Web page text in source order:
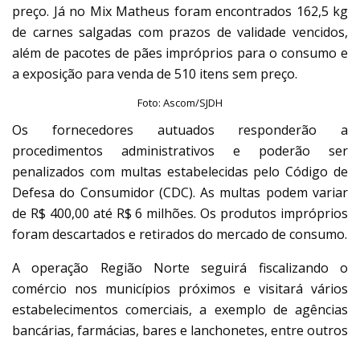
preço. Já no Mix Matheus foram encontrados 162,5 kg
de carnes salgadas com prazos de validade vencidos,
além de pacotes de pães impróprios para o consumo e
a exposição para venda de 510 itens sem preço.
Foto: Ascom/SJDH
Os fornecedores autuados responderão a
procedimentos administrativos e poderão ser
penalizados com multas estabelecidas pelo Código de
Defesa do Consumidor (CDC). As multas podem variar
de R$ 400,00 até R$ 6 milhões. Os produtos impróprios
foram descartados e retirados do mercado de consumo.
A operação Região Norte seguirá fiscalizando o
comércio nos municípios próximos e visitará vários
estabelecimentos comerciais, a exemplo de agências
bancárias, farmácias, bares e lanchonetes, entre outros